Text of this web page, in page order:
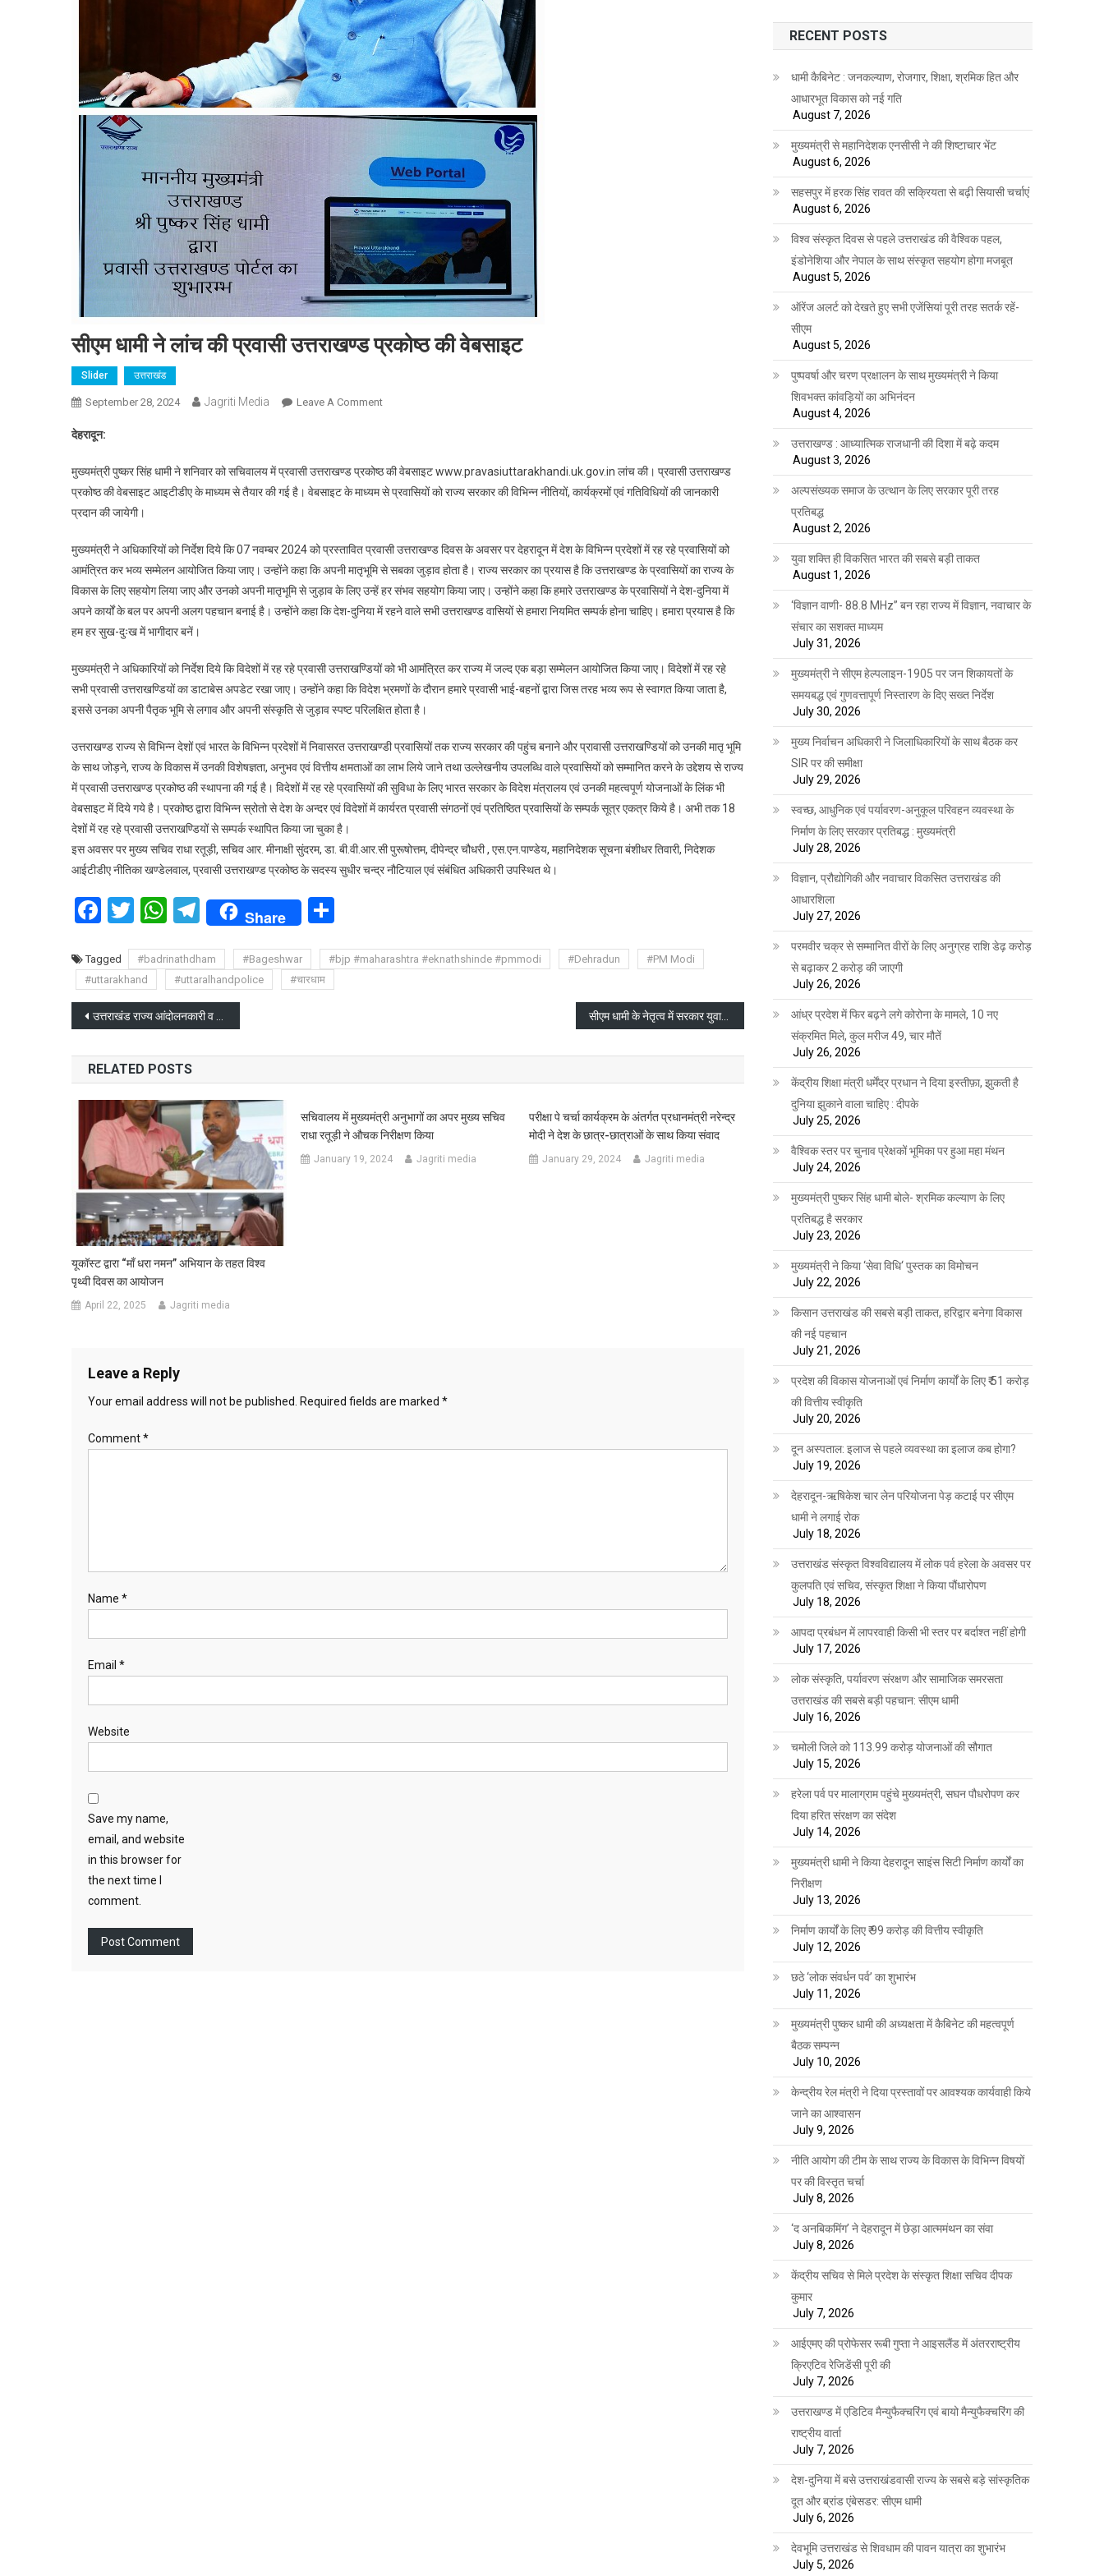
सीएम धामी ने लांच की प्रवासी उत्तराखण्ड प्रकोष्ठ की वेबसाइट
Slider उत्तराखंड
September 28, 2024 Jagriti Media Leave A CommentOn
लांच
की
प्रकोष्ठ
की
वेबसाइट
देहरादून:
मुख्यमंत्री पुष्कर सिंह धामी ने शनिवार को सचिवालय में प्रवासी उत्तराखण्ड प्रकोष्ठ की वेबसाइट www.pravasiuttarakhandi.uk.gov.in लांच की। प्रवासी उत्तराखण्ड
प्रकोष्ठ की वेबसाइट आइटीडीए के माध्यम से तैयार की गई है। वेबसाइट के माध्यम से प्रवासियों को राज्य सरकार की विभिन्न नीतियों, कार्यक्रमों एवं गतिविधियों की जानकारी
प्रदान की जायेगी।
मुख्यमंत्री ने अधिकारियों को निर्देश दिये कि 07 नवम्बर 2024 को प्रस्तावित प्रवासी उत्तराखण्ड दिवस के अवसर पर देहरादून में देश के विभिन्न प्रदेशों में रह रहे प्रवासियों को
आमंत्रित कर भव्य सम्मेलन आयोजित किया जाए। उन्होंने कहा कि अपनी मातृभूमि से सबका जुड़ाव होता है। राज्य सरकार का प्रयास है कि उत्तराखण्ड के प्रवासियों का राज्य के
विकास के लिए सहयोग लिया जाए और उनको अपनी मातृभूमि से जुड़ाव के लिए उन्हें हर संभव सहयोग किया जाए। उन्होंने कहा कि हमारे उत्तराखण्ड के प्रवासियों ने देश-दुनिया में
अपने कार्यों के बल पर अपनी अलग पहचान बनाई है। उन्होंने कहा कि देश-दुनिया में रहने वाले सभी उत्तराखण्ड वासियों से हमारा नियमित सम्पर्क होना चाहिए। हमारा प्रयास है कि
हम हर सुख-दुःख में भागीदार बनें।
मुख्यमंत्री ने अधिकारियों को निर्देश दिये कि विदेशों में रह रहे प्रवासी उत्तराखण्डियों को भी आमंत्रित कर राज्य में जल्द एक बड़ा सम्मेलन आयोजित किया जाए। विदेशों में रह रहे
सभी प्रवासी उत्तराखण्डियों का डाटाबेस अपडेट रखा जाए। उन्होंने कहा कि विदेश भ्रमणों के दौरान हमारे प्रवासी भाई-बहनों द्वारा जिस तरह भव्य रूप से स्वागत किया जाता है,
इससे उनका अपनी पैतृक भूमि से लगाव और अपनी संस्कृति से जुड़ाव स्पष्ट परिलक्षित होता है।
उत्तराखण्ड राज्य से विभिन्न देशों एवं भारत के विभिन्न प्रदेशों में निवासरत उत्तराखण्डी प्रवासियों तक राज्य सरकार की पहुंच बनाने और प्रावासी उत्तराखण्डियों को उनकी मातृ भूमि
के साथ जोड़ने, राज्य के विकास में उनकी विशेषज्ञता, अनुभव एवं वित्तीय क्षमताओं का लाभ लिये जाने तथा उल्लेखनीय उपलब्धि वाले प्रवासियों को सम्मानित करने के उद्देशय से राज्य
में प्रवासी उत्तराखण्ड प्रकोष्ठ की स्थापना की गई है। विदेशों में रह रहे प्रवासियों की सुविधा के लिए भारत सरकार के विदेश मंत्रालय एवं उनकी महत्वपूर्ण योजनाओं के लिंक भी
वेबसाइट में दिये गये है। प्रकोष्ठ द्वारा विभिन्न स्रोतो से देश के अन्दर एवं विदेशों में कार्यरत प्रवासी संगठनों एवं प्रतिष्ठित प्रवासियों के सम्पर्क सूत्र एकत्र किये है। अभी तक 18
देशों में रह रहे प्रवासी उत्तराखण्डियों से सम्पर्क स्थापित किया जा चुका है।
इस अवसर पर मुख्य सचिव राधा रतूड़ी, सचिव आर. मीनाक्षी सुंदरम, डा. बी.वी.आर.सी पुरूषोत्तम, दीपेन्द्र चौधरी , एस.एन.पाण्डेय, महानिदेशक सूचना बंशीधर तिवारी, निदेशक
आईटीडीए नीतिका खण्डेलवाल, प्रवासी उत्तराखण्ड प्रकोष्ठ के सदस्य सुधीर चन्द्र नौटियाल एवं संबंधित अधिकारी उपस्थित थे।
Facebook
Twitter
WhatsApp
Telegram
Share
Tagged #badrinathdham #Bageshwar #bjp #maharashtra #eknathshinde #pmmodi #Dehradun
#PM Modi
#uttarakhand
#uttaralhandpolice #चारधाम
Post
navigation
उत्तराखंड राज्य आंदोलनकारी व यूकेडी नेता बी०डी रतूड़ी का निधन सीएम धामी के नेतृत्व में सरकार युवाओं को दे रही है हर क्षेत्र में स्किल प्रशिक्षण
RELATED POSTS
यूकॉस्ट द्वारा “माँ धरा नमन” अभियान के तहत विश्व
पृथ्वी दिवस का आयोजन
April 22, 2025 Jagriti media
सचिवालय में मुख्यमंत्री अनुभागों का अपर मुख्य सचिव
राधा रतूड़ी ने औचक निरीक्षण किया
January 19, 2024 Jagriti media
परीक्षा पे चर्चा कार्यक्रम के अंतर्गत प्रधानमंत्री नरेन्द्र
मोदी ने देश के छात्र-छात्राओं के साथ किया संवाद
January 29, 2024 Jagriti media
Leave a Reply
Your email address will not be published. Required fields are marked *
Comment*
Name *
Email *
Website
Save my name,
email, and website
in this browser for
the next time I
comment.
RECENT POSTS
धामी कैबिनेट : जनकल्याण, रोजगार, शिक्षा, श्रमिक हित और
आधारभूत विकास को नई गति
August 7, 2026
मुख्यमंत्री से महानिदेशक एनसीसी ने की शिष्टाचार भेंट
August 6, 2026
सहसपुर में हरक सिंह रावत की सक्रियता से बढ़ी सियासी चर्चाएं
August 6, 2026
विश्व संस्कृत दिवस से पहले उत्तराखंड की वैश्विक पहल,
इंडोनेशिया और नेपाल के साथ संस्कृत सहयोग होगा मजबूत
August 5, 2026
ऑरेंज अलर्ट को देखते हुए सभी एजेंसियां पूरी तरह सतर्क रहें-
सीएम
August 5, 2026
पुष्पवर्षा और चरण प्रक्षालन के साथ मुख्यमंत्री ने किया
शिवभक्त कांवड़ियों का अभिनंदन
August 4, 2026
उत्तराखण्ड : आध्यात्मिक राजधानी की दिशा में बढ़े कदम
August 3, 2026
अल्पसंख्यक समाज के उत्थान के लिए सरकार पूरी तरह
प्रतिबद्ध
August 2, 2026
युवा शक्ति ही विकसित भारत की सबसे बड़ी ताकत
August 1, 2026
‘विज्ञान वाणी- 88.8 MHz” बन रहा राज्य में विज्ञान, नवाचार के
संचार का सशक्त माध्यम
July 31, 2026
मुख्यमंत्री ने सीएम हेल्पलाइन-1905 पर जन शिकायतों के
समयबद्ध एवं गुणवत्तापूर्ण निस्तारण के दिए सख्त निर्देश
July 30, 2026
मुख्य निर्वाचन अधिकारी ने जिलाधिकारियों के साथ बैठक कर
SIR पर की समीक्षा
July 29, 2026
स्वच्छ, आधुनिक एवं पर्यावरण-अनुकूल परिवहन व्यवस्था के
निर्माण के लिए सरकार प्रतिबद्ध : मुख्यमंत्री
July 28, 2026
विज्ञान, प्रौद्योगिकी और नवाचार विकसित उत्तराखंड की
आधारशिला
July 27, 2026
परमवीर चक्र से सम्मानित वीरों के लिए अनुग्रह राशि डेढ़ करोड़
से बढ़ाकर 2 करोड़ की जाएगी
July 26, 2026
आंध्र प्रदेश में फिर बढ़ने लगे कोरोना के मामले, 10 नए
संक्रमित मिले, कुल मरीज 49, चार मौतें
July 26, 2026
केंद्रीय शिक्षा मंत्री धर्मेंद्र प्रधान ने दिया इस्तीफ़ा, झुकती है
दुनिया झुकाने वाला चाहिए : दीपके
July 25, 2026
वैश्विक स्तर पर चुनाव प्रेक्षकों भूमिका पर हुआ महा मंथन
July 24, 2026
मुख्यमंत्री पुष्कर सिंह धामी बोले- श्रमिक कल्याण के लिए
प्रतिबद्ध है सरकार
July 23, 2026
मुख्यमंत्री ने किया ‘सेवा विधि‘ पुस्तक का विमोचन
July 22, 2026
किसान उत्तराखंड की सबसे बड़ी ताकत, हरिद्वार बनेगा विकास
की नई पहचान
July 21, 2026
प्रदेश की विकास योजनाओं एवं निर्माण कार्यों के लिए ₹ 51 करोड़
की वित्तीय स्वीकृति
July 20, 2026
दून अस्पताल: इलाज से पहले व्यवस्था का इलाज कब होगा?
July 19, 2026
देहरादून-ऋषिकेश चार लेन परियोजना पेड़ कटाई पर सीएम
धामी ने लगाई रोक
July 18, 2026
उत्तराखंड संस्कृत विश्वविद्यालय में लोक पर्व हरेला के अवसर पर
कुलपति एवं सचिव, संस्कृत शिक्षा ने किया पौंधारोपण
July 18, 2026
आपदा प्रबंधन में लापरवाही किसी भी स्तर पर बर्दाश्त नहीं होगी
July 17, 2026
लोक संस्कृति, पर्यावरण संरक्षण और सामाजिक समरसता
उत्तराखंड की सबसे बड़ी पहचान: सीएम धामी
July 16, 2026
चमोली जिले को 113.99 करोड़ योजनाओं की सौगात
July 15, 2026
हरेला पर्व पर मालाग्राम पहुंचे मुख्यमंत्री, सघन पौधरोपण कर
दिया हरित संरक्षण का संदेश
July 14, 2026
मुख्यमंत्री धामी ने किया देहरादून साइंस सिटी निर्माण कार्यों का
निरीक्षण
July 13, 2026
निर्माण कार्यों के लिए ₹ 99 करोड़ की वित्तीय स्वीकृति
July 12, 2026
छठे ‘लोक संवर्धन पर्व’ का शुभारंभ
July 11, 2026
मुख्यमंत्री पुष्कर धामी की अध्यक्षता में कैबिनेट की महत्वपूर्ण
बैठक सम्पन्न
July 10, 2026
केन्द्रीय रेल मंत्री ने दिया प्रस्तावों पर आवश्यक कार्यवाही किये
जाने का आश्वासन
July 9, 2026
नीति आयोग की टीम के साथ राज्य के विकास के विभिन्न विषयों
पर की विस्तृत चर्चा
July 8, 2026
‘द अनबिकमिंग’ ने देहरादून में छेड़ा आत्ममंथन का संवा
July 8, 2026
केंद्रीय सचिव से मिले प्रदेश के संस्कृत शिक्षा सचिव दीपक
कुमार
July 7, 2026
आईएमए की प्रोफेसर रूबी गुप्ता ने आइसलैंड में अंतरराष्ट्रीय
क्रिएटिव रेजिडेंसी पूरी की
July 7, 2026
उत्तराखण्ड में एडिटिव मैन्युफैक्चरिंग एवं बायो मैन्युफैक्चरिंग की
राष्ट्रीय वार्ता
July 7, 2026
देश-दुनिया में बसे उत्तराखंडवासी राज्य के सबसे बड़े सांस्कृतिक
दूत और ब्रांड एंबेसडर: सीएम धामी
July 6, 2026
देवभूमि उत्तराखंड से शिवधाम की पावन यात्रा का शुभारंभ
July 5, 2026